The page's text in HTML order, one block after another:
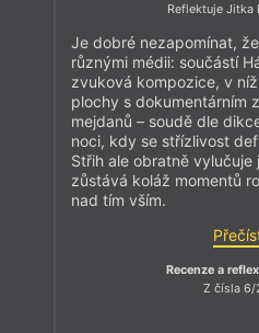
Reflektuje Jitka
Je dobré nezapomínat,
různými médii: součástí
zvuková kompozice, v
plochy s dokumentárním
mejdanů – soudě dle
noci, kdy se střízlivost
Střih ale obratně vylučuje
zůstává koláž momentů
nad tím vším.
Recenze a
Z čísla 6/